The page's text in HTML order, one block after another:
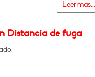
Leer más...
Distancia de fuga